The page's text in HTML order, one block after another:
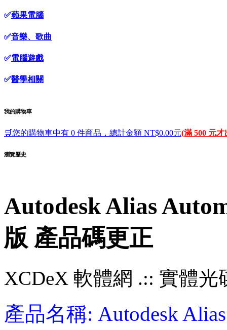
✅蘋果電腦
✅音樂、歌曲
✅電腦遊戲
✅醫學相關
我的購物車
🛒您的購物車中有 0 件商品，總計金額 NT$0.00元(滿 500 元才
瀏覽歷史
Autodesk Alias
版 產品碼更正
XCDeX 軟體網 .:: 實體
產品名稱: Autodesk